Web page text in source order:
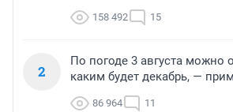
158 492 15
2
По погоде 3 августа можно
каким будет декабрь, —
86 964 11